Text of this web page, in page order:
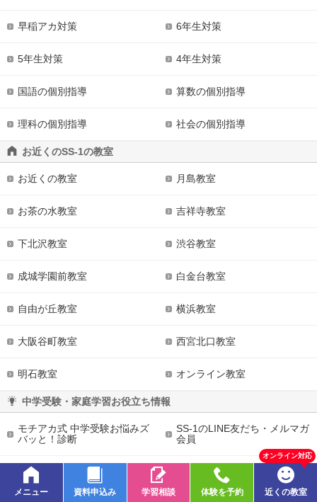
早稲アカ対策 6年生対策
5年生対策 4年生対策
国語の個別指導 算数の個別指導
理科の個別指導 社会の個別指導
お近くのSS-1の教室
お近くの教室 月島教室
お茶の水教室 吉祥寺教室
下北沢教室 渋谷教室
成城学園前教室 白金台教室
自由が丘教室 横浜教室
大阪谷町教室 西宮北口教室
明石教室 オンライン教室
中学受験・家庭学習お役立ち情報
モチアカ式 中学受験お悩みズ
バッと！診断
SS-1のLINE友だち・メルマガ
会員
塾別 成績の上げ方 中学受験の勉強法
メニュー 資料申込み 学習相談 体験を予約 近くの教室
オンライン対応